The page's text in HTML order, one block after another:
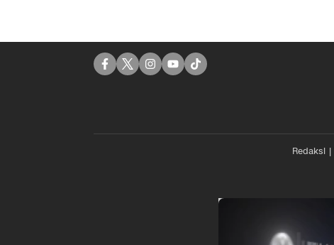
Redaksi